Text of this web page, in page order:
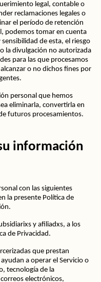
legal, contable o
reclamaciones legales o
el período de retención
podemos tomar en cuenta
de esta, el riesgo
la divulgación no autorizada
para las que procesamos
o no dichos fines por
personal que hemos
eliminarla, convertirla en
futuros procesamientos.
información
con las siguientes
la presente Política de
y afiliadxs, a los
de Privacidad.
que prestan
a operar el Servicio o
tecnología de la